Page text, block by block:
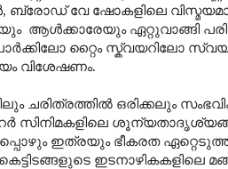
, ബ്രോഡ് വേ ഷോകളിലെ
ആൾക്കാരേയും ഏറ്റുവാങ്ങി
റ്റൈം സ്ക്വയറിലോ
വിശേഷണം.
ഒരിക്കലും
സിനിമകളിലെ
ഇത്രയും ഭീകരത
ഇടനാഴികകളിലെ